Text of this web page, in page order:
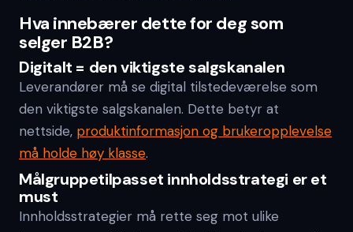
Hva innebærer dette for deg som
selger B2B?
Digitalt = den viktigste salgskanalen
Leverandører må se digital tilstedeværelse som
den viktigste salgskanalen. Dette betyr at
nettside, produktinformasjon og brukeropplevelse
må holde høy klasse.
Målgruppetilpasset innholdsstrategi er et
must
Innholdsstrategier må rette seg mot ulike